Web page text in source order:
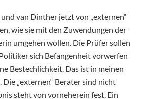
van Dinther jetzt von „externen“
wie sie mit den Zuwendungen der
umgehen wollen. Die Prüfer sollen
sich Befangenheit vorwerfen
Bestechlichkeit. Das ist in meinen
„externen“ Berater sind nicht
steht von vorneherein fest. Ein